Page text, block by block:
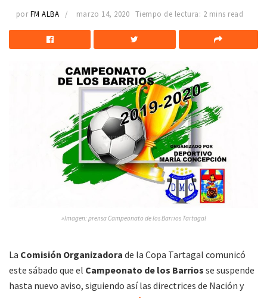
por FM ALBA marzo 14, 2020 Tiempo de lectura: 2 mins read
»Imagen: prensa Campeonato de los Barrios Tartagal
La Comisión Organizadora de la Copa Tartagal comunicó
este sábado que el Campeonato de los Barrios se suspende
hasta nuevo aviso, siguiendo así las directrices de Nación y